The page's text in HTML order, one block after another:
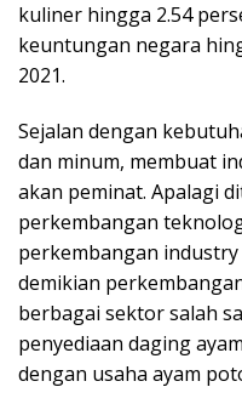
kuliner hingga 2.54
keuntungan negara
2021.
Sejalan dengan
dan minum, membuat
akan peminat. Apalagi
perkembangan
perkembangan
demikian
berbagai sektor salah
penyediaan daging
dengan usaha ayam